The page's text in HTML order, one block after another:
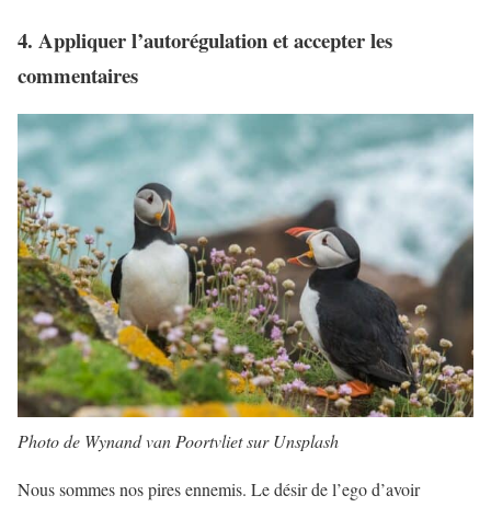
4. Appliquer l’autorégulation et accepter les
commentaires
Photo de Wynand van Poortvliet sur Unsplash
Nous sommes nos pires ennemis. Le désir de l’ego d’avoir